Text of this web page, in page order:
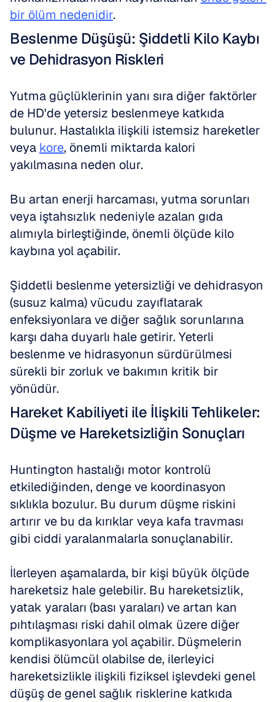
bir ölüm nedenidir.
Beslenme Düşüşü: Şiddetli Kilo Kaybı
ve Dehidrasyon Riskleri
Yutma güçlüklerinin yanı sıra diğer faktörler
de HD'de yetersiz beslenmeye katkıda
bulunur. Hastalıkla ilişkili istemsiz hareketler
veya kore, önemli miktarda kalori
yakılmasına neden olur.
Bu artan enerji harcaması, yutma sorunları
veya iştahsızlık nedeniyle azalan gıda
alımıyla birleştiğinde, önemli ölçüde kilo
kaybına yol açabilir.
Şiddetli beslenme yetersizliği ve dehidrasyon
(susuz kalma) vücudu zayıflatarak
enfeksiyonlara ve diğer sağlık sorunlarına
karşı daha duyarlı hale getirir. Yeterli
beslenme ve hidrasyonun sürdürülmesi
sürekli bir zorluk ve bakımın kritik bir
yönüdür.
Hareket Kabiliyeti ile İlişkili Tehlikeler:
Düşme ve Hareketsizliğin Sonuçları
Huntington hastalığı motor kontrolü
etkilediğinden, denge ve koordinasyon
sıklıkla bozulur. Bu durum düşme riskini
artırır ve bu da kırıklar veya kafa travması
gibi ciddi yaralanmalarla sonuçlanabilir.
İlerleyen aşamalarda, bir kişi büyük ölçüde
hareketsiz hale gelebilir. Bu hareketsizlik,
yatak yaraları (bası yaraları) ve artan kan
pıhtılaşması riski dahil olmak üzere diğer
komplikasyonlara yol açabilir. Düşmelerin
kendisi ölümcül olabilse de, ilerleyici
hareketsizlikle ilişkili fiziksel işlevdeki genel
düşüş de genel sağlık risklerine katkıda